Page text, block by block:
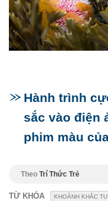
Hành trình
sắc vào điện
phim màu
Theo Trí Thức Trẻ
TỪ KHÓA KHOẢNH KHẮC